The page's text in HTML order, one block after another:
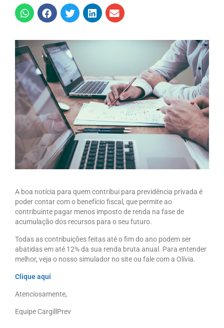
A boa notícia para quem contribui para previdência privada é
poder contar com o benefício fiscal, que permite ao
contribuinte pagar menos imposto de renda na fase de
acumulação dos recursos para o seu futuro.
Todas as contribuições feitas até o fim do ano podem ser
abatidas em até 12% da sua renda bruta anual. Para entender
melhor, veja o nosso simulador no site ou fale com a Olívia.
Clique aqui
Atenciosamente,
Equipe CargillPrev